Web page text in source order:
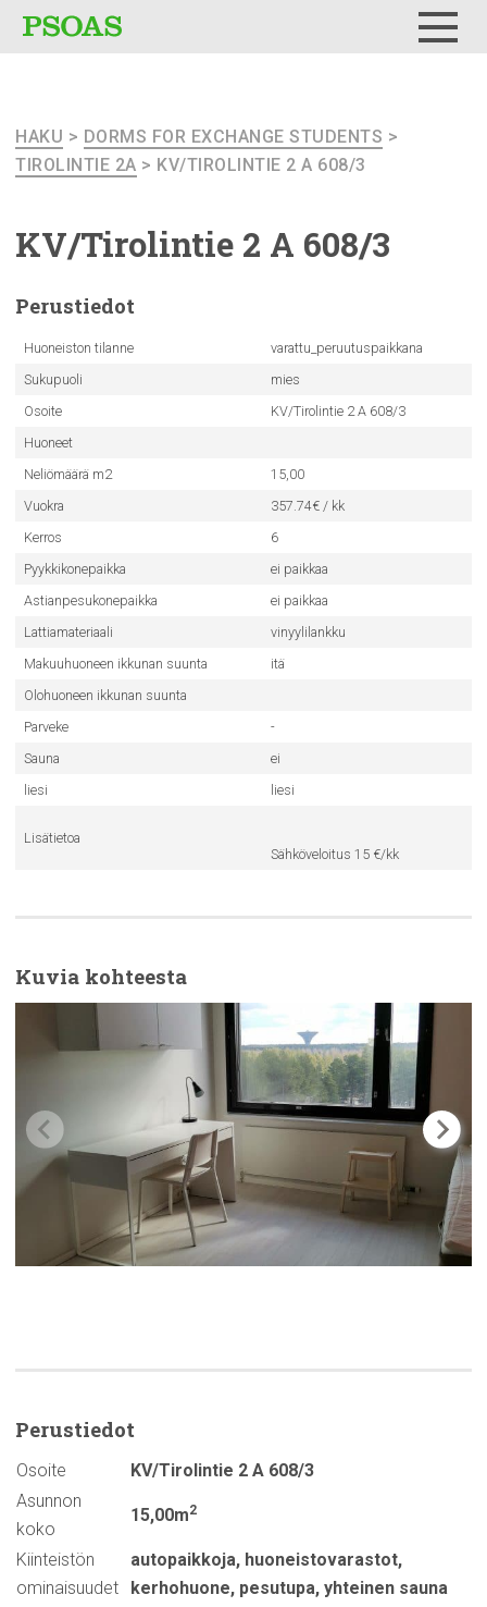
HAKU > DORMS FOR EXCHANGE STUDENTS >
TIROLINTIE 2A > KV/TIROLINTIE 2 A 608/3
KV/Tirolintie 2 A 608/3
Perustiedot
Huoneiston tilanne
varattu_peruutuspaikkana
Sukupuoli
mies
Osoite
KV/Tirolintie 2 A 608/3
Huoneet
Neliömäärä m2
15,00
Vuokra
357.74€ / kk
Kerros
6
Pyykkikonepaikka
ei paikkaa
Astianpesukonepaikka
ei paikkaa
Lattiamateriaali
vinyylilankku
Makuuhuoneen ikkunan suunta
itä
Olohuoneen ikkunan suunta
Parveke
-
Sauna
ei
liesi
liesi
Lisätietoa
Sähköveloitus 15 €/kk
Kuvia kohteesta
Perustiedot
Osoite
KV/Tirolintie 2 A 608/3
Asunnon
koko
15,00m2
Kiinteistön
ominaisuudet
autopaikkoja, huoneistovarastot,
kerhohuone, pesutupa, yhteinen sauna